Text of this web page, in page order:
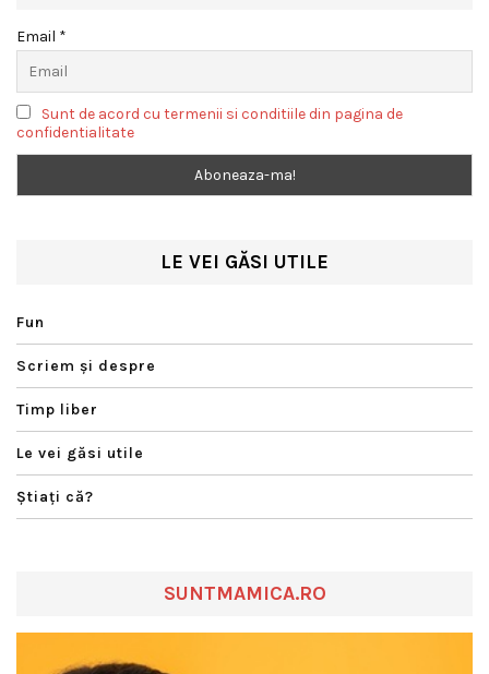
Email *
Sunt de acord cu termenii si conditiile din pagina de
confidentialitate
LE VEI GĂSI UTILE
Fun
Scriem şi despre
Timp liber
Le vei găsi utile
Ştiaţi că?
SUNTMAMICA.RO